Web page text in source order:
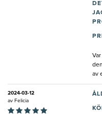
av
2024-03-12
av Felicia